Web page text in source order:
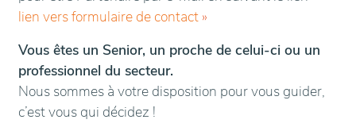
lien vers formulaire de contact »
Vous êtes un Senior, un proche de celui-ci ou un
professionnel du secteur.
Nous sommes à votre disposition pour vous guider,
c’est vous qui décidez !